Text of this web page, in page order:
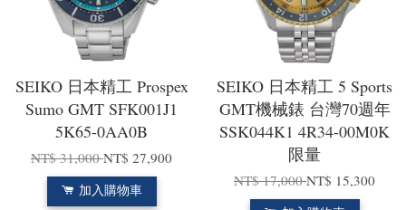
SEIKO 日本精工 Prospex
Sumo GMT SFK001J1
5K65-0AA0B
NT$ 31,000NT$ 27,900
加入購物車
SEIKO 日本精工 5 Sports
GMT機械錶 台灣70週年
SSK044K1 4R34-00M0K
限量
NT$ 17,000NT$ 15,300